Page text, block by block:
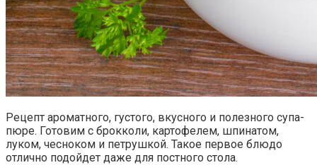
Рецепт ароматного, густого, вкусного и полезного супа-
пюре. Готовим с брокколи, картофелем, шпинатом,
луком, чесноком и петрушкой. Такое первое блюдо
отлично подойдет даже для постного стола.